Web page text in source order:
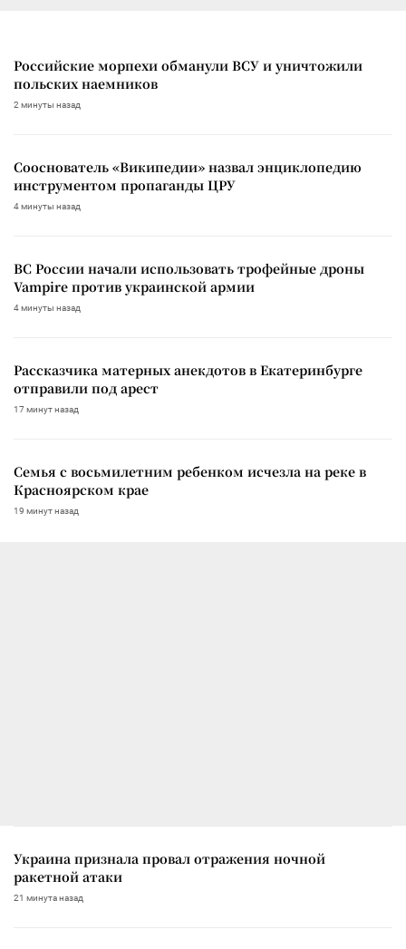
Российские морпехи обманули ВСУ и уничтожили
польских наемников
2 минуты назад
Сооснователь «Википедии» назвал энциклопедию
инструментом пропаганды ЦРУ
4 минуты назад
ВС России начали использовать трофейные дроны
Vampire против украинской армии
4 минуты назад
Рассказчика матерных анекдотов в Екатеринбурге
отправили под арест
17 минут назад
Семья с восьмилетним ребенком исчезла на реке в
Красноярском крае
19 минут назад
Украина признала провал отражения ночной
ракетной атаки
21 минута назад